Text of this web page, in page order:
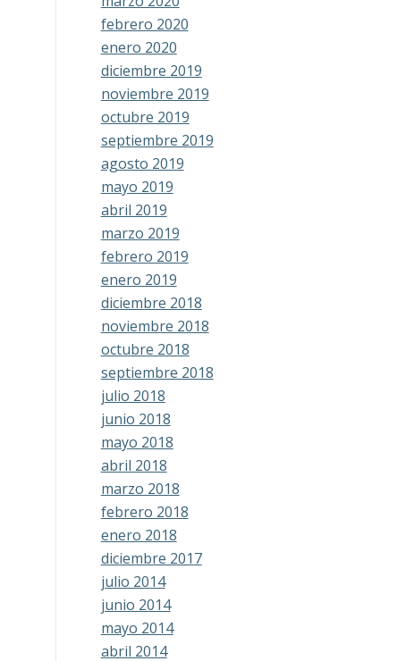
febrero 2020
enero 2020
diciembre 2019
noviembre 2019
octubre 2019
septiembre 2019
agosto 2019
mayo 2019
abril 2019
marzo 2019
febrero 2019
enero 2019
diciembre 2018
noviembre 2018
octubre 2018
septiembre 2018
julio 2018
junio 2018
mayo 2018
abril 2018
marzo 2018
febrero 2018
enero 2018
diciembre 2017
julio 2014
junio 2014
mayo 2014
abril 2014